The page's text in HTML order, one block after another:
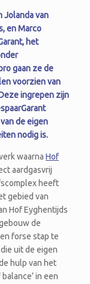
Jolanda van
en Marco
het
gaan ze de
voorzien van
ingrepen zijn
de eigen
nodig is.
waarna Hof
aardgasvrij
heeft
gebied van
Hof Eyghentijds
de
forse stap te
uit de eigen
hulp van het
in een